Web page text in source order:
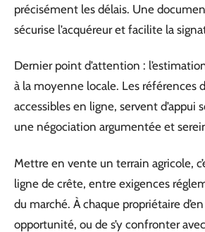
précisément les délais. Une
sécurise l’acquéreur et facilite la
Dernier point d’attention :
à la moyenne locale. Les références
accessibles en ligne, servent d’appui
une négociation argumentée et
Mettre en vente un terrain agricole,
ligne de crête, entre exigences
du marché. À chaque propriétaire
opportunité, ou de s’y confronter